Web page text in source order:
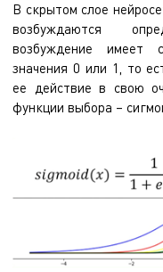
В скрытом слое
возбуждаются
возбуждение имеет
значения 0 или 1, то
ее действие в свою
функции выбора –